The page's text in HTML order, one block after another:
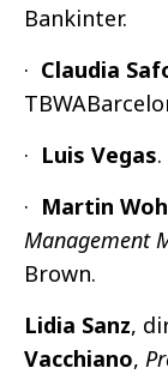
Bankinter.
· Claudia
· Luis Vegas
· Martin
Management
Brown.
Lidia Sanz,
Vacchiano,